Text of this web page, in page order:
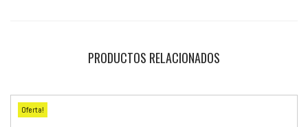
PRODUCTOS RELACIONADOS
Oferta!